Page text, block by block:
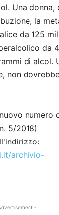
Una donna,
la
da 125
da
di alcol.
non
numero
5/2018)
archivio-
-